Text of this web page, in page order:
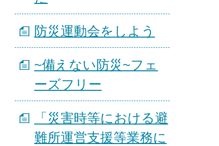
防災運動会をしよう
~備えない防災~フェ
ーズフリー
「災害時等における避
難所運営支援等業務に